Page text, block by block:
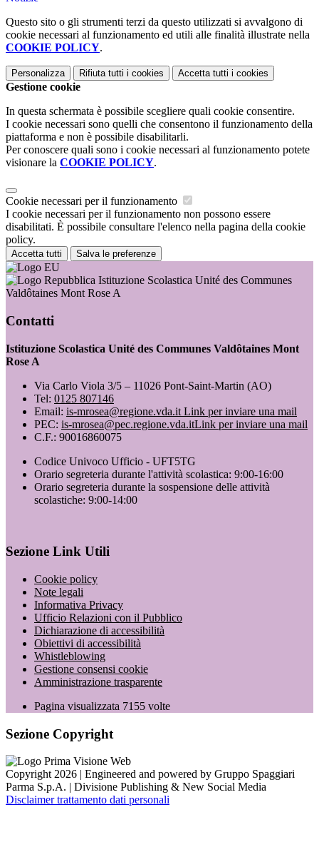
Questo sito o gli strumenti terzi da questo utilizzati si avvalgono di
cookie necessari al funzionamento ed utili alle finalità illustrate nella
COOKIE POLICY.
Personalizza Rifiuta tutti i cookies Accetta tutti i cookies
Gestione cookie
In questa schermata è possibile scegliere quali cookie consentire.
I cookie necessari sono quelli che consentono il funzionamento della
piattaforma e non è possibile disabilitarli.
Per conoscere quali sono i cookie necessari al funzionamento potete
visionare la COOKIE POLICY.
Cookie necessari per il funzionamento
I cookie necessari per il funzionamento non possono essere
disabilitati. È possibile consultare l'elenco nella pagina della cookie
policy.
Accetta tutti Salva le preferenze
Istituzione Scolastica Unité des Communes
Valdôtaines Mont Rose A
Contatti
Istituzione Scolastica Unité des Communes Valdôtaines Mont
Rose A
Via Carlo Viola 3/5 – 11026 Pont-Saint-Martin (AO)
Tel: 0125 807146
Email: is-mrosea@regione.vda.it Link per inviare una mail
PEC: is-mrosea@pec.regione.vda.itLink per inviare una mail
C.F.: 90016860075
Codice Univoco Ufficio - UFT5TG
Orario segreteria durante l'attività scolastica: 9:00-16:00
Orario segreteria durante la sospensione delle attività
scolastiche: 9:00-14:00
Sezione Link Utili
Cookie policy
Note legali
Informativa Privacy
Ufficio Relazioni con il Pubblico
Dichiarazione di accessibilità
Obiettivi di accessibilità
Whistleblowing
Gestione consensi cookie
Amministrazione trasparente
Pagina visualizzata 7155 volte
Sezione Copyright
Copyright 2026 | Engineered and powered by Gruppo Spaggiari
Parma S.p.A. | Divisione Publishing & New Social Media
Disclaimer trattamento dati personali